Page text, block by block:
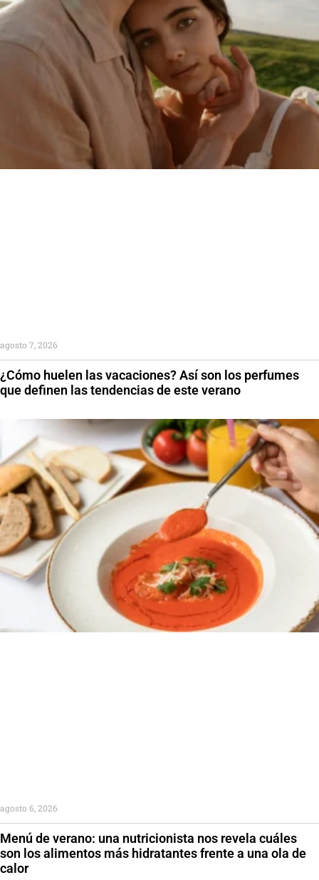
¿Cómo huelen las vacaciones? Así son los perfumes
que definen las tendencias de este verano
agosto 7, 2026
Menú de verano: una nutricionista nos revela cuáles
son los alimentos más hidratantes frente a una ola de
calor
agosto 6, 2026